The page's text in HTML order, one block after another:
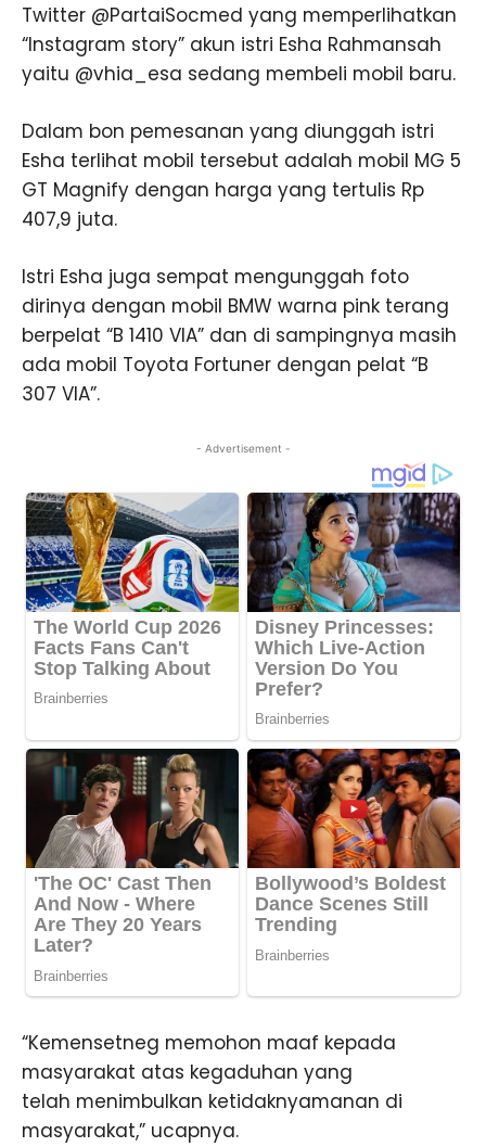
Twitter @PartaiSocmed yang memperlihatkan
“Instagram story” akun istri Esha Rahmansah
yaitu @vhia_esa sedang membeli mobil baru.
Dalam bon pemesanan yang diunggah istri
Esha terlihat mobil tersebut adalah mobil MG 5
GT Magnify dengan harga yang tertulis Rp
407,9 juta.
Istri Esha juga sempat mengunggah foto
dirinya dengan mobil BMW warna pink terang
berpelat “B 1410 VIA” dan di sampingnya masih
ada mobil Toyota Fortuner dengan pelat “B
307 VIA”.
- Advertisement -
“Kemensetneg memohon maaf kepada
masyarakat atas kegaduhan yang
telah menimbulkan ketidaknyamanan di
masyarakat,” ucapnya.